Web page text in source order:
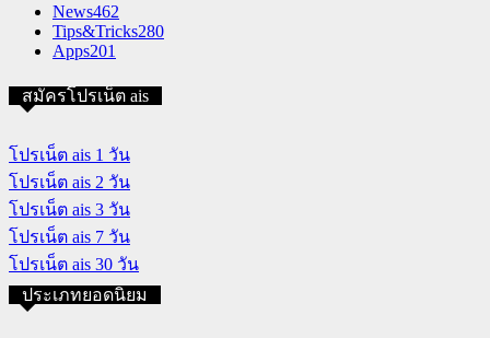
News462
Tips&Tricks280
Apps201
สมัครโปรเน็ต ais
โปรเน็ต ais 1 วัน
โปรเน็ต ais 2 วัน
โปรเน็ต ais 3 วัน
โปรเน็ต ais 7 วัน
โปรเน็ต ais 30 วัน
ประเภทยอดนิยม